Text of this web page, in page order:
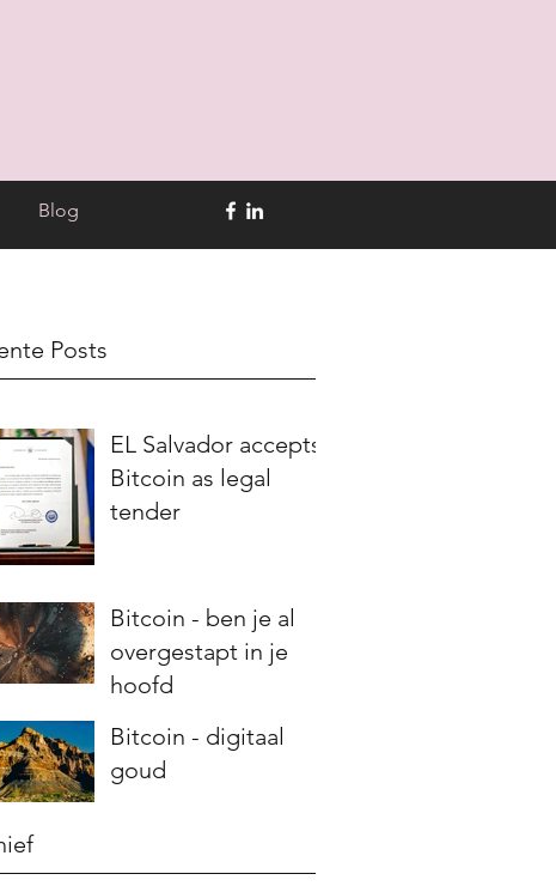
Blog
Posts
EL Salvador accepts
Bitcoin as legal
tender
Bitcoin - ben je al
overgestapt in je
hoofd
Bitcoin - digitaal
goud